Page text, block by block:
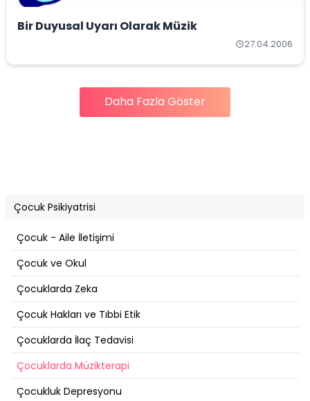
Bir Duyusal Uyarı Olarak Müzik
27.04.2006
Daha Fazla Göster
Çocuk Psikiyatrisi
Çocuk - Aile İletişimi
Çocuk ve Okul
Çocuklarda Zeka
Çocuk Hakları ve Tıbbi Etik
Çocuklarda İlaç Tedavisi
Çocuklarda Müzikterapi
Çocukluk Depresyonu